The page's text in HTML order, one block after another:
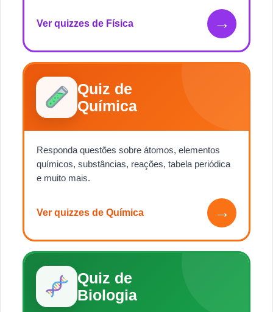
Ver quizzes de Física →
Quiz de
Química
Responda questões sobre átomos, elementos
químicos, substâncias, reações, tabela periódica
e muito mais.
Ver quizzes de Química →
Quiz de
Biologia